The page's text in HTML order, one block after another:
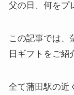
父の日、何をプ
この記事では、
日ギフトをご紹
全て蒲田駅の近